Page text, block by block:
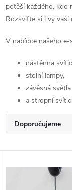
potěší každého, kdo
Rozsviťte si i vy
V nabídce našeho
nástěnná
stolní lampy,
závěsná světla
a stropní
Ř
a
z
Doporučujeme
Nejprodávanější
V